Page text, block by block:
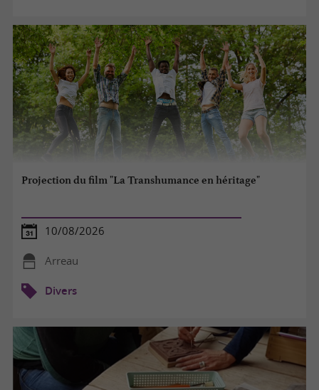
Projection du film "La Transhumance en héritage"
10/08/2026
Arreau
Divers